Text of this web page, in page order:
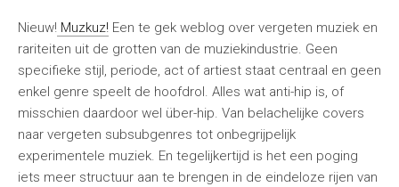
Nieuw! Muzkuz! Een te gek weblog over vergeten muziek en
rariteiten uit de grotten van de muziekindustrie. Geen
specifieke stijl, periode, act of artiest staat centraal en geen
enkel genre speelt de hoofdrol. Alles wat anti-hip is, of
misschien daardoor wel über-hip. Van belachelijke covers
naar vergeten subsubgenres tot onbegrijpelijk
experimentele muziek. En tegelijkertijd is het een poging
iets meer structuur aan te brengen in de eindeloze rijen van